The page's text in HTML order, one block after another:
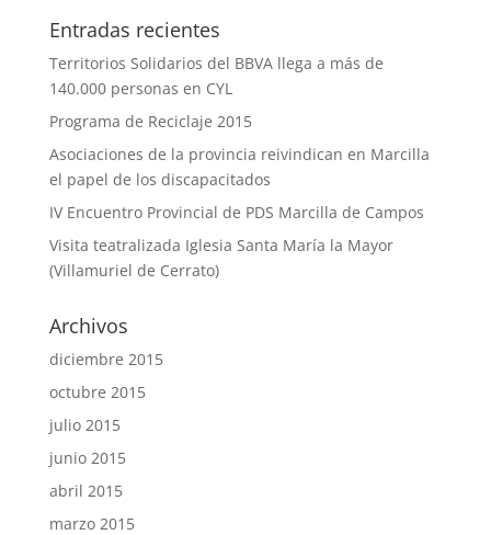
Entradas recientes
Territorios Solidarios del BBVA llega a más de
140.000 personas en CYL
Programa de Reciclaje 2015
Asociaciones de la provincia reivindican en Marcilla
el papel de los discapacitados
IV Encuentro Provincial de PDS Marcilla de Campos
Visita teatralizada Iglesia Santa María la Mayor
(Villamuriel de Cerrato)
Archivos
diciembre 2015
octubre 2015
julio 2015
junio 2015
abril 2015
marzo 2015